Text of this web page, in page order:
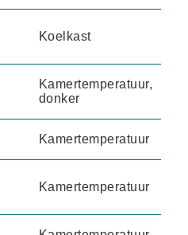
Koelkast
Kamertemperatuur,
donker
Kamertemperatuur
Kamertemperatuur